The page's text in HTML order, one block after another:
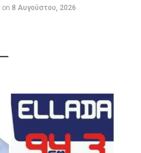
on 8 Αυγούστου, 2026